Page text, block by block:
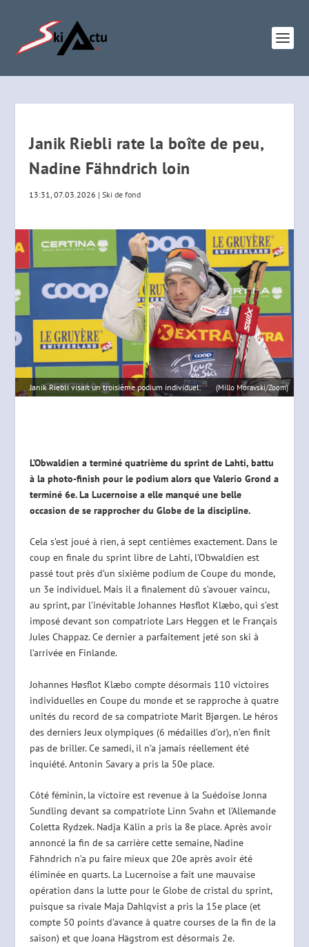
Janik Riebli rate la boîte de peu,
Nadine Fähndrich loin
13:31, 07.03.2026 |Ski de fond
Janik Riebli visait un troisième podium individuel. (Millo Moravski/Zoom)
L’Obwaldien a terminé quatrième du sprint de Lahti, battu
à la photo-finish pour le podium alors que Valerio Grond a
terminé 6e. La Lucernoise a elle manqué une belle
occasion de se rapprocher du Globe de la discipline.
Cela s’est joué à rien, à sept centièmes exactement. Dans le
coup en finale du sprint libre de Lahti, l’Obwaldien est
passé tout près d’un sixième podium de Coupe du monde,
un 3e individuel. Mais il a finalement dû s’avouer vaincu,
au sprint, par l’inévitable Johannes Høsflot Klæbo, qui s’est
imposé devant son compatriote Lars Heggen et le Français
Jules Chappaz. Ce dernier a parfaitement jeté son ski à
l’arrivée en Finlande.
Johannes Høsflot Klæbo compte désormais 110 victoires
individuelles en Coupe du monde et se rapproche à quatre
unités du record de sa compatriote Marit Bjørgen. Le héros
des derniers Jeux olympiques (6 médailles d’or), n’en finit
pas de briller. Ce samedi, il n’a jamais réellement été
inquiété. Antonin Savary a pris la 50e place.
Côté féminin, la victoire est revenue à la Suédoise Jonna
Sundling devant sa compatriote Linn Svahn et l’Allemande
Coletta Rydzek. Nadja Kälin a pris la 8e place. Après avoir
annoncé la fin de sa carrière cette semaine, Nadine
Fähndrich n’a pu faire mieux que 20e après avoir été
éliminée en quarts. La Lucernoise a fait une mauvaise
opération dans la lutte pour le Globe de cristal du sprint,
puisque sa rivale Maja Dahlqvist a pris la 15e place (et
compte 50 points d’avance à quatre courses de la fin de la
saison) et que Joana Hägstrom est désormais 2e.